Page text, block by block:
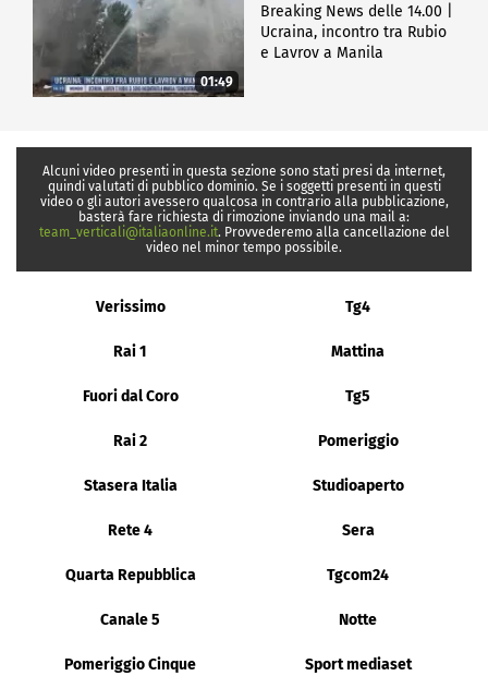
01:49
Breaking News delle 14.00 |
Ucraina, incontro tra Rubio
e Lavrov a Manila
Alcuni video presenti in questa sezione sono stati presi da internet,
quindi valutati di pubblico dominio. Se i soggetti presenti in questi
video o gli autori avessero qualcosa in contrario alla pubblicazione,
basterà fare richiesta di rimozione inviando una mail a:
team_verticali@italiaonline.it. Provvederemo alla cancellazione del
video nel minor tempo possibile.
Verissimo Tg4
Rai 1 Mattina
Fuori dal Coro Tg5
Rai 2 Pomeriggio
Stasera Italia Studioaperto
Rete 4 Sera
Quarta Repubblica Tgcom24
Canale 5 Notte
Pomeriggio Cinque Sport mediaset